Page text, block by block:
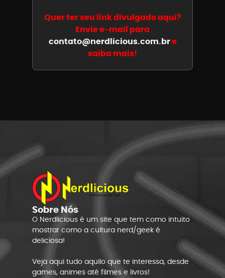
Quer ter seu link divulgado aqui?
Envie e-mail para
contato@nerdlicious.com.bre
saiba mais!
Sobre Nós
O Nerdlicious é um site que tem como intuito
mostrar como a cultura nerd/geek é
deliciosa!
Veja aqui tudo aquilo que te interessa, desde
games, animes até filmes e livros!